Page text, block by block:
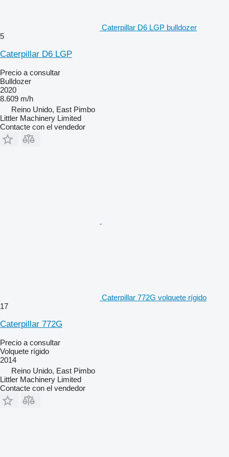
Caterpillar D6 LGP bulldozer
5
Caterpillar D6 LGP
Precio a consultar
Bulldozer
2020
8.609 m/h
Reino Unido, East Pimbo
Littler Machinery Limited
Contacte con el vendedor
Caterpillar 772G volquete rígido
17
Caterpillar 772G
Precio a consultar
Volquete rígido
2014
Reino Unido, East Pimbo
Littler Machinery Limited
Contacte con el vendedor